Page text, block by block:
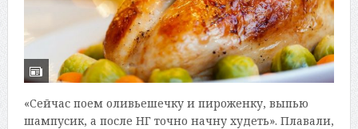
«Сейчас поем оливьешечку и пироженку, выпью
шампусик, а после НГ точно начну худеть». Плавали,